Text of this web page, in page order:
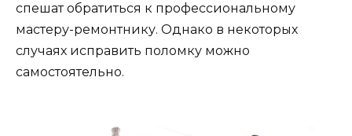
спешат обратиться к профессиональному
мастеру-ремонтнику. Однако в некоторых
случаях исправить поломку можно
самостоятельно.